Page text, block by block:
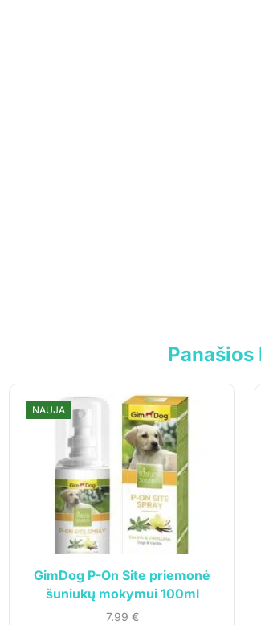
Panašios
NAUJA
GimDog P-On Site priemonė
šuniukų mokymui 100ml
7.99 €
Informacija
Parduotuvė
Kontaktai
Pirkimo-pardavimo taisyklės
Privatumo politika